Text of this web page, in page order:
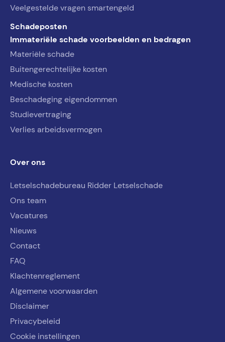
Veelgestelde vragen smartengeld
Schadeposten
Immateriële schade voorbeelden en bedragen
Materiële schade
Buitengerechtelijke kosten
Medische kosten
Beschadeging eigendommen
Studievertraging
Verlies arbeidsvermogen
Over ons
Letselschadebureau Ridder Letselschade
Ons team
Vacatures
Nieuws
Contact
FAQ
Klachtenreglement
Algemene voorwaarden
Disclaimer
Privacybeleid
Cookie instellingen